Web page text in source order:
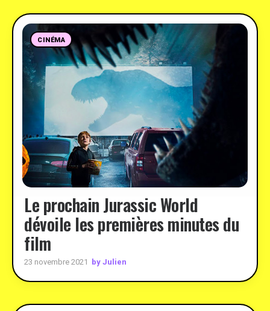
CINÉMA
Le prochain Jurassic World
dévoile les premières minutes du
film
23 novembre 2021 by Julien